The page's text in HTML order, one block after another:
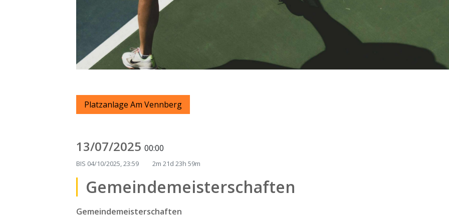
Platzanlage Am Vennberg
13/07/202500:00
BIS 04/10/2025, 23:59 2m 21d 23h 59m
Gemeindemeisterschaften
Gemeindemeisterschaften